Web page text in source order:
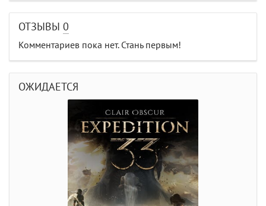
ОТЗЫВЫ 0
Комментариев пока нет. Стань первым!
ОЖИДАЕТСЯ